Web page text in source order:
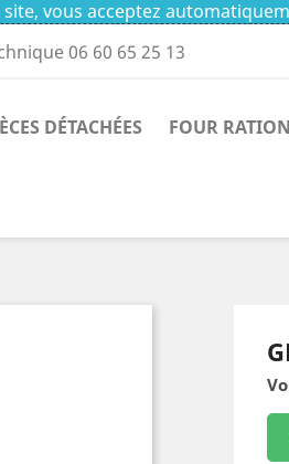
vous acceptez
06 60 65 25 13
DÉTACHÉES FOUR